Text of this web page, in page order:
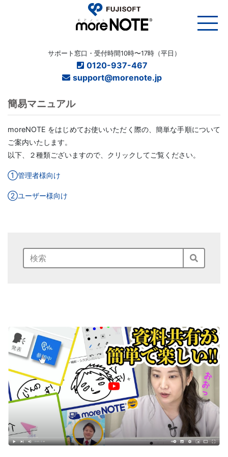
サポート窓口・受付時間10時〜17時（平日）
0120-937-467
support@morenote.jp
簡易マニュアル
moreNOTE をはじめてお使いいただく際の、簡単な手順について
ご案内いたします。
以下、２種類ございますので、クリックしてご覧ください。
①管理者様向け
②ユーザー様向け